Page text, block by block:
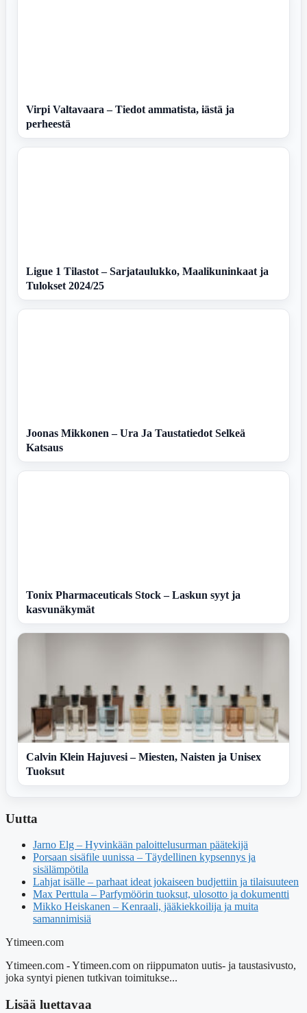
Virpi Valtavaara – Tiedot ammatista, iästä ja
perheestä
Ligue 1 Tilastot – Sarjataulukko, Maalikuninkaat ja
Tulokset 2024/25
Joonas Mikkonen – Ura Ja Taustatiedot Selkeä
Katsaus
Tonix Pharmaceuticals Stock – Laskun syyt ja
kasvunäkymät
Calvin Klein Hajuvesi – Miesten, Naisten ja Unisex
Tuoksut
Uutta
Jarno Elg – Hyvinkään paloittelusurman päätekijä
Porsaan sisäfile uunissa – Täydellinen kypsennys ja
sisälämpötila
Lahjat isälle – parhaat ideat jokaiseen budjettiin ja tilaisuuteen
Max Perttula – Parfymöörin tuoksut, ulosotto ja dokumentti
Mikko Heiskanen – Kenraali, jääkiekkoilija ja muita
samannimisiä
Ytimeen.com
Ytimeen.com - Ytimeen.com on riippumaton uutis- ja taustasivusto,
joka syntyi pienen tutkivan toimitukse...
Lisää luettavaa